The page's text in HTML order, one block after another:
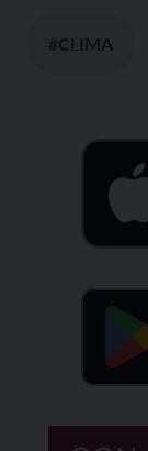
#CLIMA